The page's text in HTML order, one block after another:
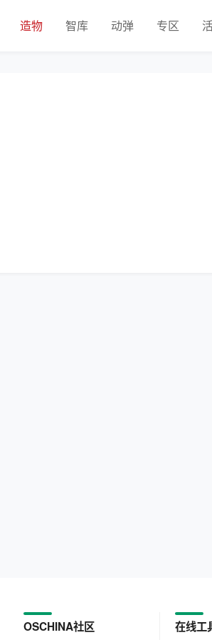
造物 智库 动弹 专区
OSCHINA社区 在线工